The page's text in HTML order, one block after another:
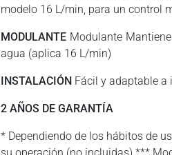
modelo 16 L/min, para un control
MODULANTE Modulante
agua (aplica 16 L/min)
INSTALACIÓN Fácil y adaptable a
2 AÑOS DE GARANTÍA
* Dependiendo de los hábitos de